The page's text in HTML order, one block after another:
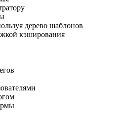
дерево шаблонов
кэширования